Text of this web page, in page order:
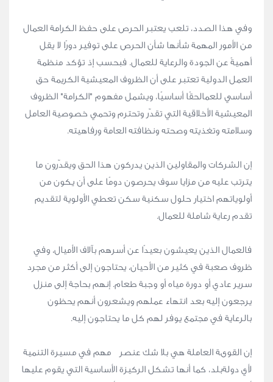
وفي هذا الصدد، تلعب يعتبر الحرص على حفظ الكرامة العمال
من الأمور المهمة شأنها شأن الحرص على توفير دورًا لا يقل
أهميةً عن الجودة والرعاية للعمال. فبحسب إذ تؤكد منظمة
العمل الدولية تعتبر على أن الظروف المعيشية الكريمة حق
أساسي للعمالحقًا أساسيًا، ويشمل مفهوم "الكرامة" الظروف
المعيشية الأخلاقية التي تقدّر وتحترم وتحمي خصوصية العامل
وسلامته وتغذيته وصحته ونظافته العامة ورفاهيته.
إن الشركات والمقاولين الذين يدركون هذا الحق ويقدّرون ما
يترتب عليه من مزايا سوف يحرصون دومًا على أن يكون من
أولوياتهم اختيار حلول سكنية سكن تعطي الأولوية لتقديم
تقدم رعاية شاملة للعمال.
فالعمال الذين يعيشون بعيدًا عن أسرهم بآلاف الأميال، وفي
ظروف صعبة في كثير من الأحيان، يحتاجون إلى أكثر من مجرد
سرير عادي أو دورة مياه أو وجبة طعام. إنهم بحاجة إلى منزل
يرجعون إليه بعد انتهاء عملهم ويشعرون أنهم يحظون
بالرعاية في مجتمع يوفر لهم كل ما يحتاجون إليه.
إن القوىة العاملة هي بلا شك عنصر مهم في مسيرة التنمية
لأي دولةبلد، كما أنها تشكل الركيزة الأساسية التي يقوم عليها